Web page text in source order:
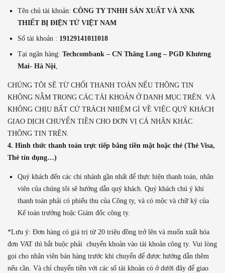
Tên chủ tài khoản: CÔNG TY TNHH SẢN XUẤT VÀ XNK
THIẾT BỊ ĐIỆN TỬ VIỆT NAM
Số tài khoản : 19129141011018
Tại ngân hàng: Techcombank – CN Thăng Long – PGD Khương
Mai- Hà Nội,
CHÚNG TÔI SẼ TỪ CHỐI THANH TOÁN NẾU THÔNG TIN
KHÔNG NẰM TRONG CÁC TÀI KHOẢN Ở DANH MỤC TRÊN. VÀ
KHÔNG CHỊU BẤT CỨ TRÁCH NHIỆM GÌ VỀ VIỆC QUÝ KHÁCH
GIAO DỊCH CHUYỂN TIỀN CHO ĐƠN VỊ CÁ NHÂN KHÁC
THÔNG TIN TRÊN.
4. Hình thức thanh toán trực tiếp bằng tiền mặt hoặc thẻ (Thẻ Visa,
Thẻ tín dụng…)
Quý khách đến các chi nhánh gần nhất để thực hiện thanh toán, nhân
viên của chúng tôi sẽ hướng dẫn quý khách. Quý khách chú ý khi
thanh toán phải có phiếu thu của Công ty, và có mộc và chữ ký của
Kế toán trưởng hoặc Giám đốc công ty.
*Lưu ý: Đơn hàng có giá trị từ 20 triệu đồng trở lên và muốn xuất hóa
đơn VAT thì bắt buộc phải chuyển khoản vào tài khoản công ty. Vui lòng
gọi cho nhân viên bán hàng trước khi chuyển để được hướng dẫn thêm
nếu cần. Và chỉ chuyển tiền với các số tài khoản có ở dưới đây để giao